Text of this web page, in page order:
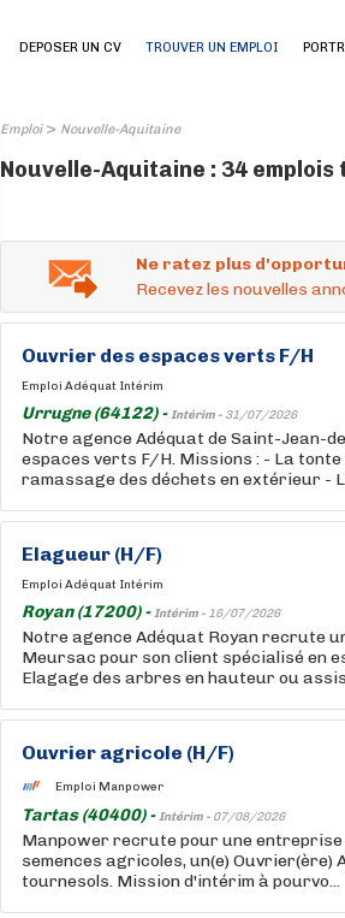
DEPOSER UN CV TROUVER UN EMPLOI
Emploi> Nouvelle-Aquitaine
Nouvelle-Aquitaine : 34
Ne ratez plus
Recevez les nouvelles
Ouvrier des espaces verts F/H
Emploi Adéquat Intérim
Urrugne (64122) -Intérim - 31/07/2026
Notre agence Adéquat de Saint-Jean-
espaces verts F/H. Missions : - La
ramassage des déchets en extérieur -
Elagueur (H/F)
Emploi Adéquat Intérim
Royan (17200) -Intérim - 16/07/2026
Notre agence Adéquat Royan recrute
Meursac pour son client spécialisé en
Elagage des arbres en hauteur ou
Ouvrier agricole (H/F)
Emploi Manpower
Tartas (40400) -Intérim - 07/08/2026
Manpower recrute pour une
semences agricoles, un(e) Ouvrier(ère)
tournesols. Mission d'intérim à pourvo...